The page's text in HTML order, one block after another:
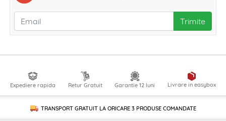
Trimite
Expediere rapida Retur Gratuit Garantie 12 luni Livrare in easybox
TRANSPORT GRATUIT LA ORICARE 3 PRODUSECOMANDATE